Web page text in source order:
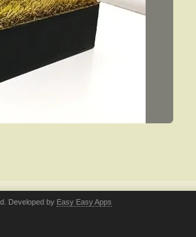
Developed by Easy Easy Apps